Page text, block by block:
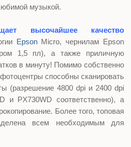
музыкой.
высочайшее качество
EpsonMicro, чернилам Epson
1,5 пл), а также приличную
в минуту! Помимо собственно
способны сканировать
(разрешение 4800 dpi и 2400 dpi
и PX730WD соответственно), а
Более того, топовая
всем необходимым для